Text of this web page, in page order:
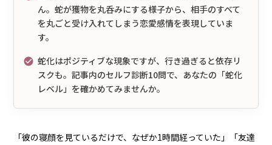
ん。蛇が獲物を丸呑みにする様子から、相手のすべて
を丸ごと受け入れてしまう恋愛感情を表現していま
す。
蛇化はポジティブな現象ですが、行き過ぎると依存リ
スクも。記事内のセルフ診断10問で、あなたの「蛇化
レベル」を確かめてみませんか。
「彼の寝顔を見ているだけで、なぜか1時間経っていた」「友達